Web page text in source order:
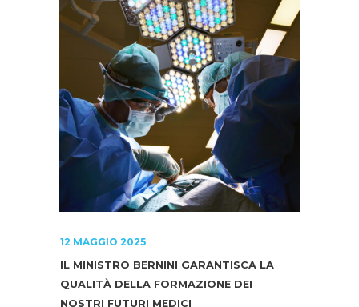
12 MAGGIO 2025
IL MINISTRO BERNINI GARANTISCA LA
QUALITÀ DELLA FORMAZIONE DEI
NOSTRI FUTURI MEDICI